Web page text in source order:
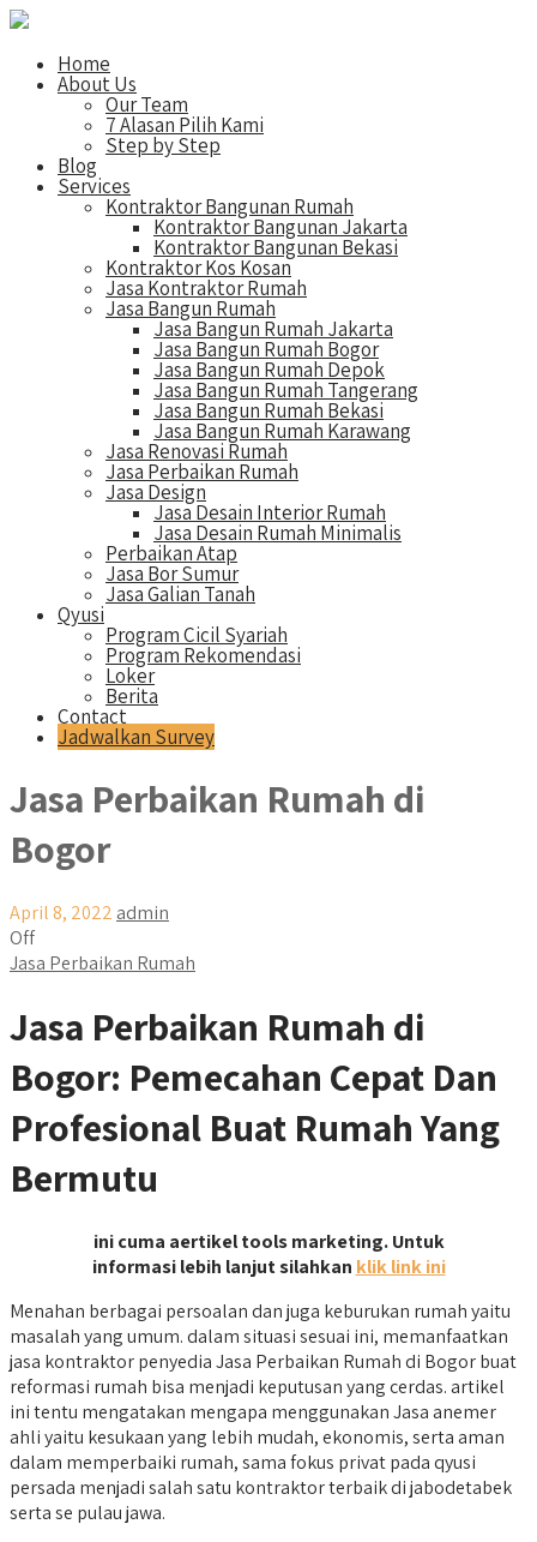
Home
About Us
Our Team
7 Alasan Pilih Kami
Step by Step
Blog
Services
Kontraktor Bangunan Rumah
Kontraktor Bangunan Jakarta
Kontraktor Bangunan Bekasi
Kontraktor Kos Kosan
Jasa Kontraktor Rumah
Jasa Bangun Rumah
Jasa Bangun Rumah Jakarta
Jasa Bangun Rumah Bogor
Jasa Bangun Rumah Depok
Jasa Bangun Rumah Tangerang
Jasa Bangun Rumah Bekasi
Jasa Bangun Rumah Karawang
Jasa Renovasi Rumah
Jasa Perbaikan Rumah
Jasa Design
Jasa Desain Interior Rumah
Jasa Desain Rumah Minimalis
Perbaikan Atap
Jasa Bor Sumur
Jasa Galian Tanah
Qyusi
Program Cicil Syariah
Program Rekomendasi
Loker
Berita
Contact
Jadwalkan Survey
Jasa Perbaikan Rumah di
Bogor
April 8, 2022 admin
Off
Jasa Perbaikan Rumah
Jasa Perbaikan Rumah di
Bogor: Pemecahan Cepat Dan
Profesional Buat Rumah Yang
Bermutu
ini cuma aertikel tools marketing. Untuk
informasi lebih lanjut silahkan klik link ini
Menahan berbagai persoalan dan juga keburukan rumah yaitu
masalah yang umum. dalam situasi sesuai ini, memanfaatkan
jasa kontraktor penyedia Jasa Perbaikan Rumah di Bogor buat
reformasi rumah bisa menjadi keputusan yang cerdas. artikel
ini tentu mengatakan mengapa menggunakan Jasa anemer
ahli yaitu kesukaan yang lebih mudah, ekonomis, serta aman
dalam memperbaiki rumah, sama fokus privat pada qyusi
persada menjadi salah satu kontraktor terbaik di jabodetabek
serta se pulau jawa.